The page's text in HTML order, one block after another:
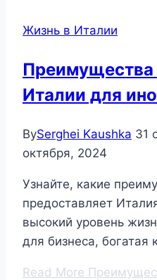
Жизнь в Италии
Преимущества
Италии для
BySerghei Kaushka 31
октября, 2024
Узнайте, какие
предоставляет
высокий уровень
для бизнеса, богатая
Read More